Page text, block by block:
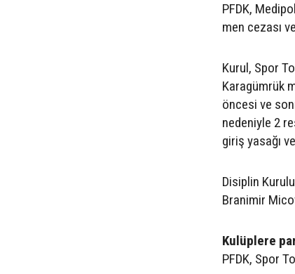
PFDK,
men cezası
Kurul, Spor
Karagümrük
öncesi ve
nedeniyle 2
giriş yasağı
Disiplin
Branimir
Kulüplere
PFDK, Spor